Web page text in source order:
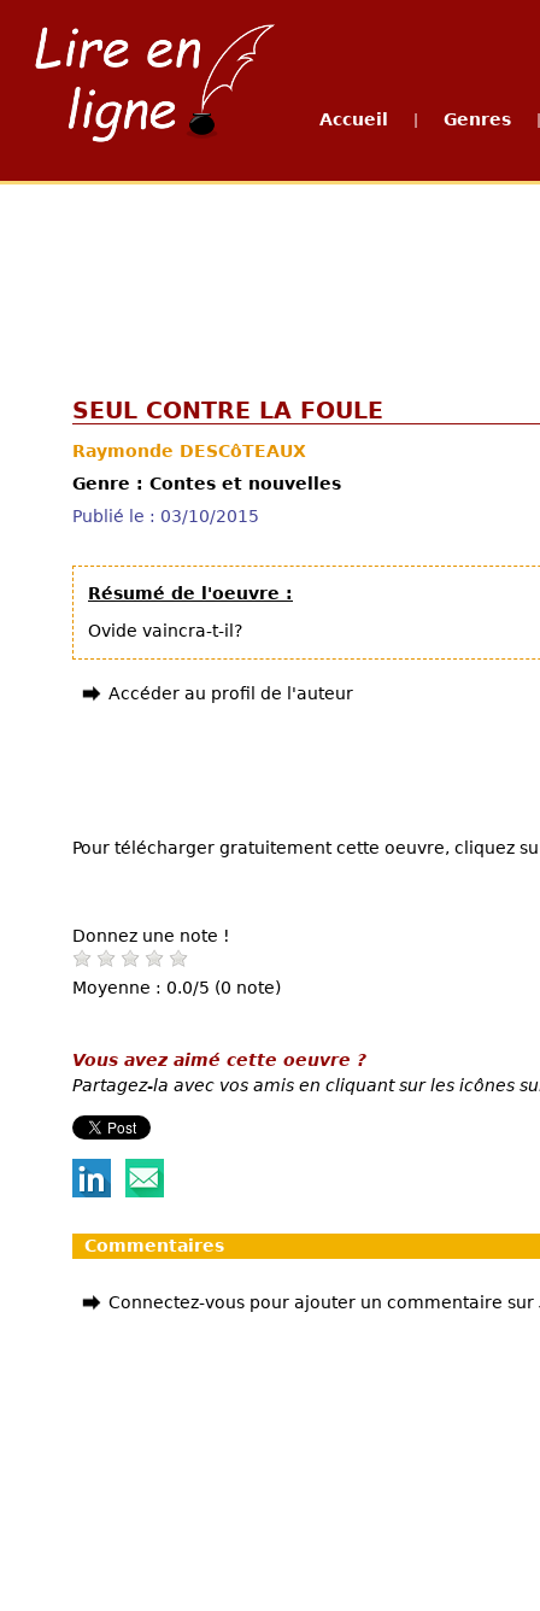
Accueil Genres
SEUL CONTRE LA FOULE
Raymonde DESCôTEAUX
Genre : Contes et nouvelles
Publié le : 03/10/2015
Résumé de l'oeuvre :
Ovide vaincra-t-il?
Accéder au profil de l'auteur
Pour télécharger gratuitement cette oeuvre, cliquez
Donnez une note !
Moyenne : 0.0/5 (0 note)
Vous avez aimé cette oeuvre ?
Partagez-la avec vos amis en cliquant sur les icônes
Commentaires
Connectez-vous pour ajouter un commentaire sur